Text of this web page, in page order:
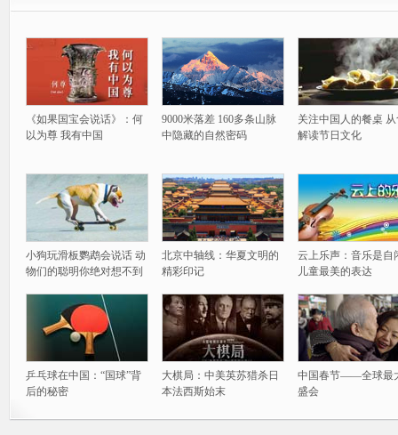
《如果国宝会说话》：何
以为尊 我有中国
9000米落差 160多条山脉
中隐藏的自然密码
关注中国人的餐桌
解读节日文化
小狗玩滑板鹦鹉会说话 动
物们的聪明你绝对想不到
北京中轴线：华夏文明的
精彩印记
云上乐声：音乐是自
儿童最美的表达
乒乓球在中国：“国球”背
后的秘密
大棋局：中美英苏猎杀日
本法西斯始末
中国春节——全球最
盛会